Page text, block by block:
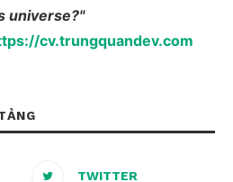
universe?"
cv.trungquandev.com
TWITTER